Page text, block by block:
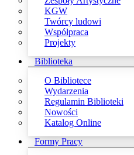
KGW
Twórcy ludowi
Współpraca
Projekty
Biblioteka
O Bibliotece
Wydarzenia
Regulamin Biblioteki
Nowości
Katalog Online
Formy Pracy